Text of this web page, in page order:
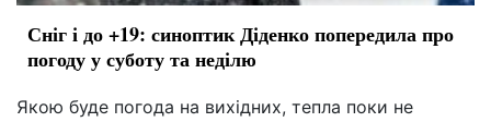
Сніг і до +19: синоптик Діденко попередила про
погоду у суботу та неділю
Якою буде погода на вихідних, тепла поки не